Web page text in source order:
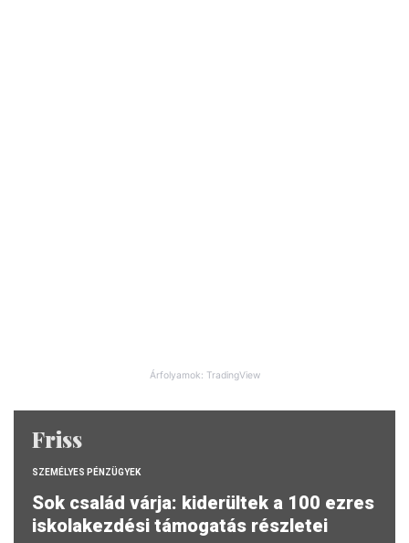
Árfolyamok: TradingView
Friss
SZEMÉLYES PÉNZÜGYEK
Sok család várja: kiderültek a 100 ezres
iskolakezdési támogatás részletei